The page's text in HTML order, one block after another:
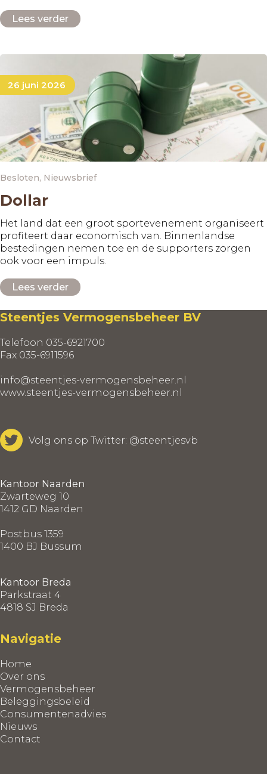
Lees verder
26 juni 2026
Besloten, Nieuwsbrief
Dollar
Het land dat een groot sportevenement organiseert
profiteert daar economisch van. Binnenlandse
bestedingen nemen toe en de supporters zorgen
ook voor een impuls.
Lees verder
Steentjes Vermogensbeheer BV
Telefoon 035-6921700
Fax 035-6911596
info@steentjes-vermogensbeheer.nl
www.steentjes-vermogensbeheer.nl
Volg ons op Twitter: @steentjesvb
Kantoor Naarden
Zwarteweg 10
1412 GD Naarden
Postbus 1359
1400 BJ Bussum
Kantoor Breda
Parkstraat 4
4818 SJ Breda
Navigatie
Home
Over ons
Vermogensbeheer
Beleggingsbeleid
Consumentenadvies
Nieuws
Contact